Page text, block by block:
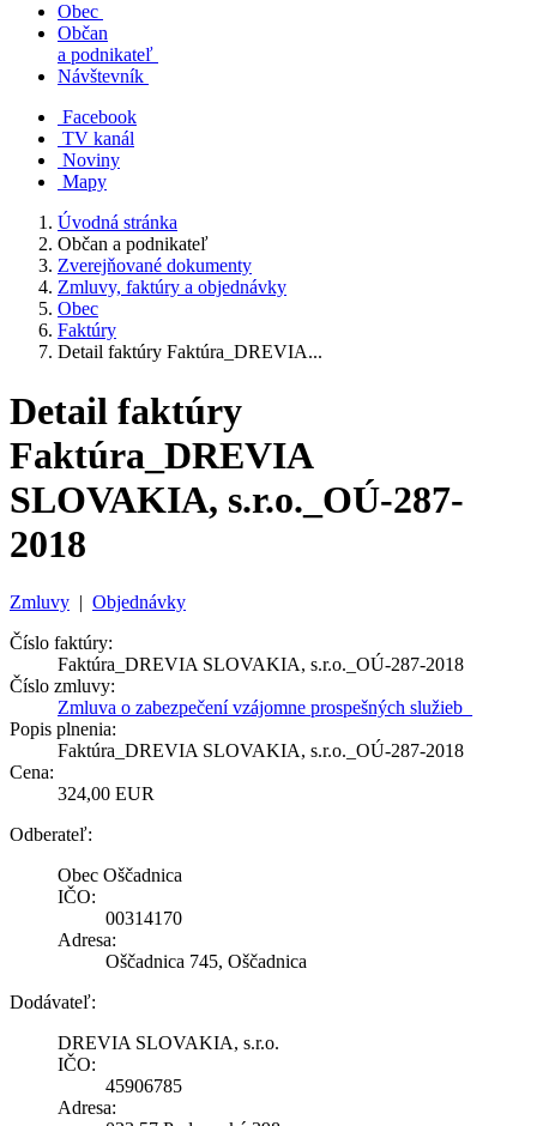
Obec
Občan
a podnikateľ
Návštevník
Facebook
TV kanál
Noviny
Mapy
Úvodná stránka
Občan a podnikateľ
Zverejňované dokumenty
Zmluvy, faktúry a objednávky
Obec
Faktúry
Detail faktúry Faktúra_DREVIA...
Detail faktúry
Faktúra_DREVIA
SLOVAKIA, s.r.o._OÚ-287-
2018
Zmluvy | Objednávky
Číslo faktúry:
Faktúra_DREVIA SLOVAKIA, s.r.o._OÚ-287-2018
Číslo zmluvy:
Zmluva o zabezpečení vzájomne prospešných služieb_
Popis plnenia:
Faktúra_DREVIA SLOVAKIA, s.r.o._OÚ-287-2018
Cena:
324,00 EUR
Odberateľ:
Obec Oščadnica
IČO:
00314170
Adresa:
Oščadnica 745, Oščadnica
Dodávateľ:
DREVIA SLOVAKIA, s.r.o.
IČO:
45906785
Adresa: